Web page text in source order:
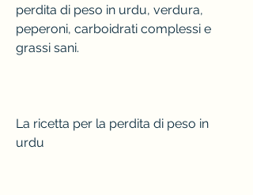
perdita di peso in urdu, verdura,
peperoni, carboidrati complessi e
grassi sani.
La ricetta per la perdita di peso in
urdu